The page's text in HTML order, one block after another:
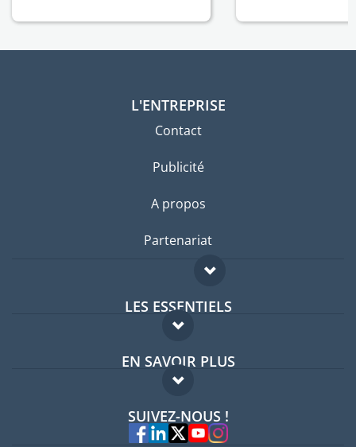
L'ENTREPRISE
Contact
Publicité
A propos
Partenariat
LES ESSENTIELS
Forum expatriés
Guides pays
EN SAVOIR PLUS
FAQ
Experts
SUIVEZ-NOUS !